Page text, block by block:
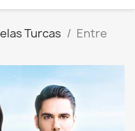
Turcas
Entre